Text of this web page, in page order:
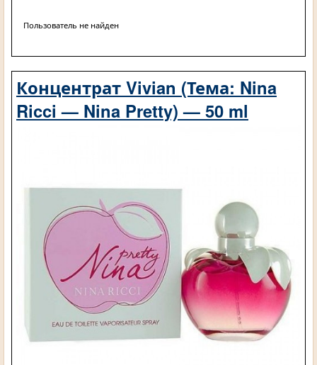
Пользователь не найден
Концентрат Vivian (Тема: Nina
Ricci — Nina Pretty) — 50 ml